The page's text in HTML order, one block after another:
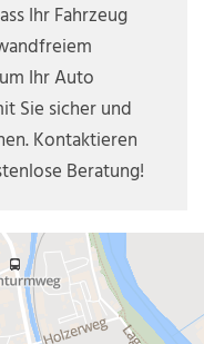
Ihr Fahrzeug
Ihr Auto
Sie sicher und
Kontaktieren
Beratung!